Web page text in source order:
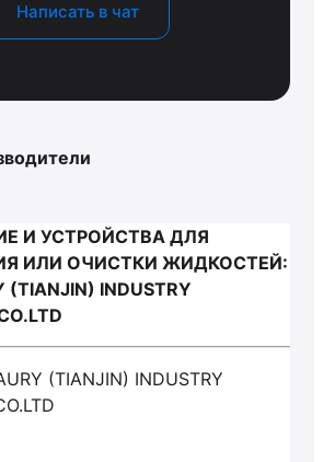
Написать в чат
И УСТРОЙСТВА ДЛЯ
ИЛИ ОЧИСТКИ ЖИДКОСТЕЙ:
INDUSTRY
(TIANJIN) INDUSTRY